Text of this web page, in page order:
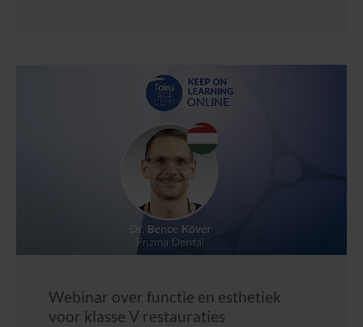
Webinar over functie en esthetiek
voor klasse V restauraties